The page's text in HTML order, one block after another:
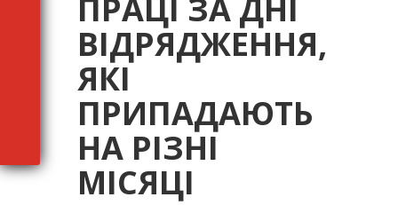
ПРАЦІ ЗА ДНІ
ВІДРЯДЖЕННЯ,
ЯКІ
ПРИПАДАЮТЬ
НА РІЗНІ
МІСЯЦІ